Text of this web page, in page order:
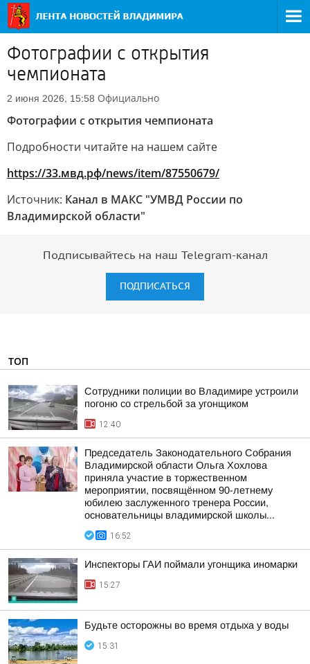
Фотографии с открытия
чемпионата
2 июня 2026, 15:58 Официально
Фотографии с открытия чемпионата
Подробности читайте на нашем сайте
https://33.мвд.рф/news/item/87550679/
Источник: Канал в МАКС "УМВД России по
Владимирской области"
Подписывайтесь на наш Telegram-канал
ПОДПИСАТЬСЯ
ТОП
Сотрудники полиции во Владимире устроили
погоню со стрельбой за угонщиком
12:40
Председатель Законодательного Собрания
Владимирской области Ольга Хохлова
приняла участие в торжественном
мероприятии, посвящённом 90-летнему
юбилею заслуженного тренера России,
основательницы владимирской школы...
16:52
Инспекторы ГАИ поймали угонщика иномарки
15:27
Будьте осторожны во время отдыха у воды
15:31